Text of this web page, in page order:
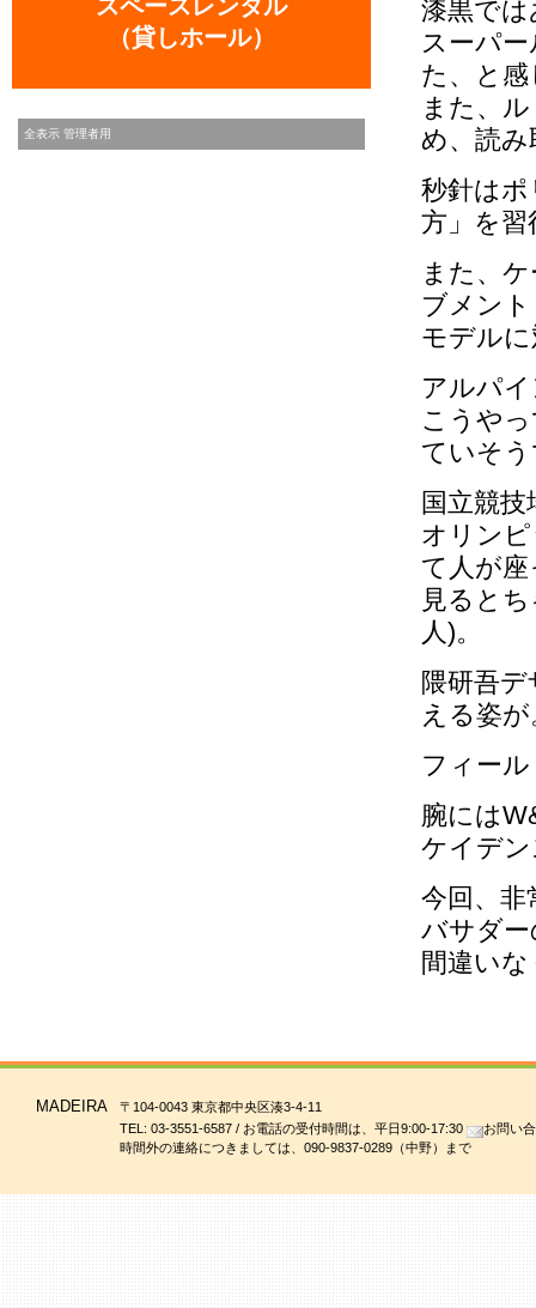
スペースレンタル
（貸しホール）
全表示 管理者用
漆黒で
スーパ
た、と
また、
め、読
秒針は
方」を
また、
ブメン
モデル
アルパ
こうや
ていそ
国立競
オリン
て人が
見ると
人)。
隈研吾
える姿が
フィー
腕には
ケイデ
今回、非
バサダー
間違い
MADEIRA
〒104-0043 東京都中央区湊3-4-11
TEL: 03-3551-6587 / お電話の受付時間は、平日9:00-17:30
お問い
時間外の連絡につきましては、090-9837-0289（中野）まで